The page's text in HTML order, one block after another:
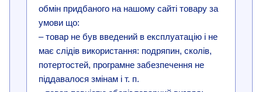
обмін придбаного на нашому сайті товару за
умови що:
– товар не був введений в експлуатацію і не
має слідів використання: подряпин, сколів,
потертостей, програмне забезпечення не
піддавалося змінам і т. п.